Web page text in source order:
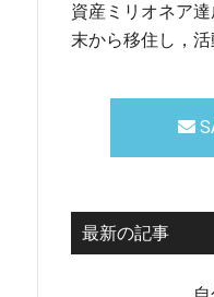
資産ミリオネア
末から移住し，活
最新の記事